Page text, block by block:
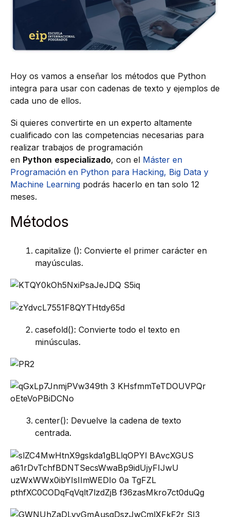
Hoy os vamos a enseñar los métodos que Python
integra para usar con cadenas de texto y ejemplos de
cada uno de ellos.
Si quieres convertirte en un experto altamente
cualificado con las competencias necesarias para
realizar trabajos de programación
en Python especializado, con el Máster en
Programación en Python para Hacking, Big Data y
Machine Learning podrás hacerlo en tan solo 12
meses.
Métodos
capitalize (): Convierte el primer carácter en
mayúsculas.
casefold(): Convierte todo el texto en
minúsculas.
center(): Devuelve la cadena de texto
centrada.